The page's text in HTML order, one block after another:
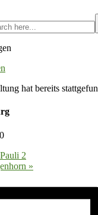
hat bereits
2
»